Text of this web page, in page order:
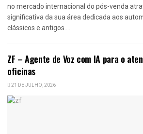
no mercado internacional do pós-venda
significativa da sua área dedicada aos
clássicos e antigos....
ZF – Agente de Voz com IA para o
oficinas
21 DE JULHO, 2026